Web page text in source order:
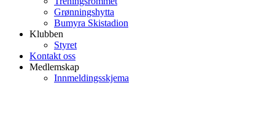
Grønningshytta
Bumyra Skistadion
Klubben
Styret
Kontakt oss
Medlemskap
Innmeldingsskjema